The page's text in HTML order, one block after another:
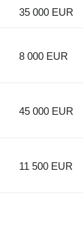
35 000 EUR
8 000 EUR
45 000 EUR
11 500 EUR